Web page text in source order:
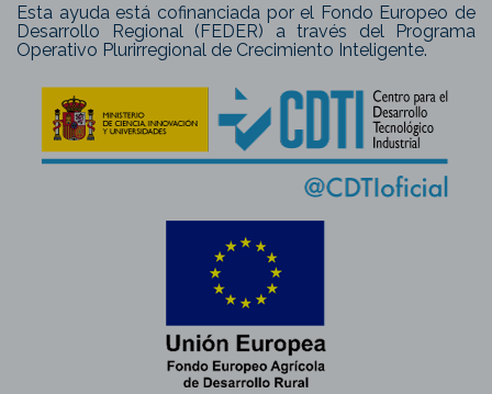
Esta ayuda está cofinanciada por el Fondo Europeo de
Desarrollo Regional (FEDER) a través del Programa
Operativo Plurirregional de Crecimiento Inteligente.